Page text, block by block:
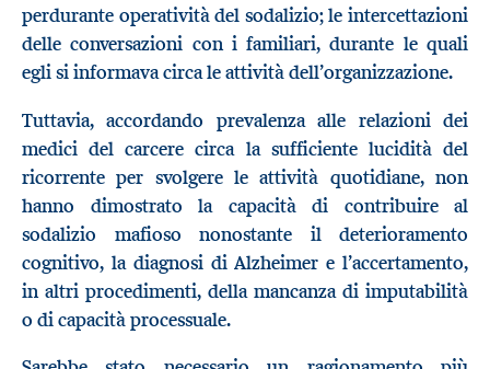
perdurante operatività del sodalizio; le intercettazioni
delle conversazioni con i familiari, durante le quali
egli si informava circa le attività dell’organizzazione.
Tuttavia, accordando prevalenza alle relazioni dei
medici del carcere circa la sufficiente lucidità del
ricorrente per svolgere le attività quotidiane, non
hanno dimostrato la capacità di contribuire al
sodalizio mafioso nonostante il deterioramento
cognitivo, la diagnosi di Alzheimer e l’accertamento,
in altri procedimenti, della mancanza di imputabilità
o di capacità processuale.